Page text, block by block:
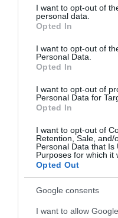
not limited to your visit or
grant or deny consent to
use your data for below
consent section.
I want to opt-out of
personal data.
Opted In
I want to opt-out of
Personal Data.
Opted In
I want to opt-out of
Personal Data for
Opted In
I want to opt-out of
Retention, Sale, and/
Personal Data that Is
Purposes for which it
Opted Out
Google consents
I want to allow
ΠΟΛΙΤΙΚΗ
ΣΥΡΙΖΑ για
βρωμάει από το
είναι στον ίδιο τον
"Σε αυτές τις
και ο λαός"